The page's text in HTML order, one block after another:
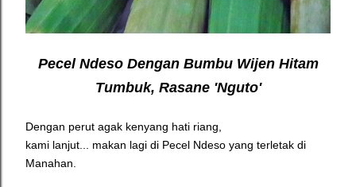
Pecel Ndeso Dengan Bumbu Wijen Hitam
Tumbuk, Rasane 'Nguto'
Dengan perut agak kenyang hati riang,
kami lanjut... makan lagi di Pecel Ndeso yang terletak di
Manahan.